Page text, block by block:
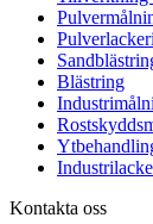
Blästring
Kontakta oss